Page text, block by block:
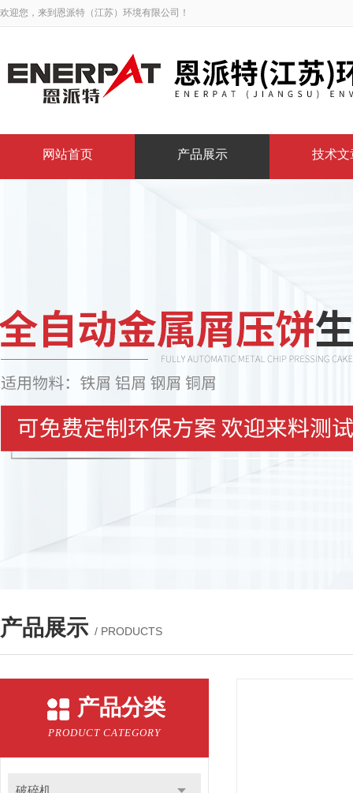
欢迎您，来到恩派特（江苏）环境有限公司！
网站首页 产品展示 技术文
产品展示 / PRODUCTS
产品分类
PRODUCT CATEGORY